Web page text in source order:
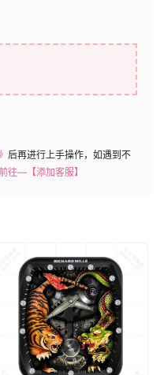
后再进行上手操作，如遇到不
往—【添加客服】